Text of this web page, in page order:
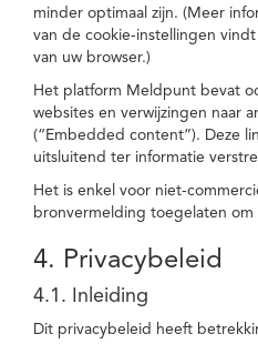
minder optimaal zijn. (Meer
van de cookie-instellingen
van uw browser.)
Het platform Meldpunt bevat
websites en verwijzingen naar
(“Embedded content”). Deze
uitsluitend ter informatie
Het is enkel voor niet-
bronvermelding toegelaten
4. Privacybeleid
4.1. Inleiding
Dit privacybeleid heeft